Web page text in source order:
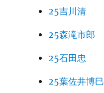
25吉川清
25森滝市郎
25石田忠
25葉佐井博巳